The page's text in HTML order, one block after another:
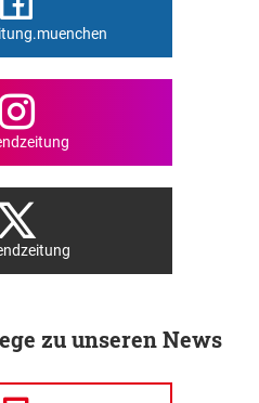
zu unseren News